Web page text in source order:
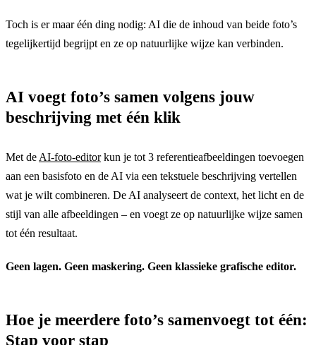
Toch is er maar één ding nodig: AI die de inhoud van beide foto’s
tegelijkertijd begrijpt en ze op natuurlijke wijze kan verbinden.
AI voegt foto’s samen volgens jouw
beschrijving met één klik
Met de AI-foto-editorkun je tot 3 referentieafbeeldingen toevoegen
aan een basisfoto en de AI via een tekstuele beschrijving vertellen
wat je wilt combineren. De AI analyseert de context, het licht en de
stijl van alle afbeeldingen – en voegt ze op natuurlijke wijze samen
tot één resultaat.
Geen lagen. Geen maskering. Geen klassieke grafische editor.
Hoe je meerdere foto’s samenvoegt tot één:
Stap voor stap